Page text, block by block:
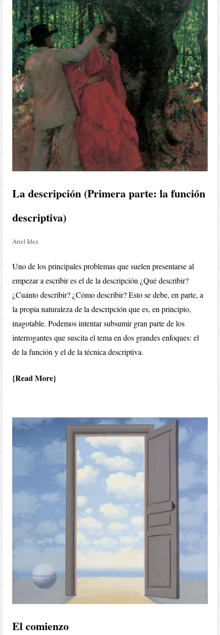
La descripción (Primera parte: la función
descriptiva)
Ariel Idez
Uno de los principales problemas que suelen presentarse al
empezar a escribir es el de la descripción ¿Qué describir?
¿Cuánto describir? ¿Cómo describir? Esto se debe, en parte, a
la propia naturaleza de la descripción que es, en principio,
inagotable. Podemos intentar subsumir gran parte de los
interrogantes que suscita el tema en dos grandes enfoques: el
de la función y el de la técnica descriptiva.
Read More
El comienzo